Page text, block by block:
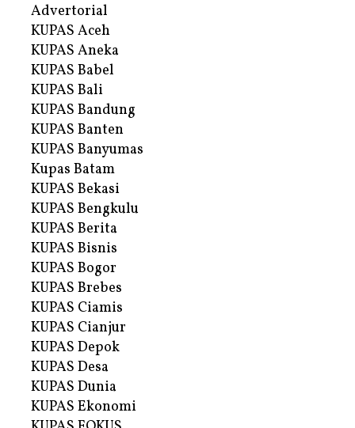
Advertorial
KUPAS Aceh
KUPAS Aneka
KUPAS Babel
KUPAS Bali
KUPAS Bandung
KUPAS Banten
KUPAS Banyumas
Kupas Batam
KUPAS Bekasi
KUPAS Bengkulu
KUPAS Berita
KUPAS Bisnis
KUPAS Bogor
KUPAS Brebes
KUPAS Ciamis
KUPAS Cianjur
KUPAS Depok
KUPAS Desa
KUPAS Dunia
KUPAS Ekonomi